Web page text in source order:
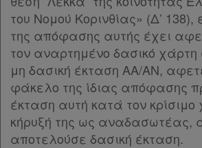
του Νομού Κορινθίας» (Δ’ 138),
της απόφασης αυτής έχει
τον αναρτημένο δασικό χάρτη
μη δασική έκταση ΑΑ/ΑΝ,
φάκελο της ίδιας απόφασης
έκταση αυτή κατά τον κρίσιμο
κήρυξή της ως αναδασωτέας,
αποτελούσε δασική έκταση.